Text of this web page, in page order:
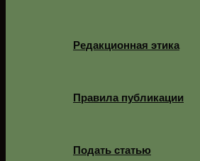
Редакционная этика
Правила публикации
Подать статью